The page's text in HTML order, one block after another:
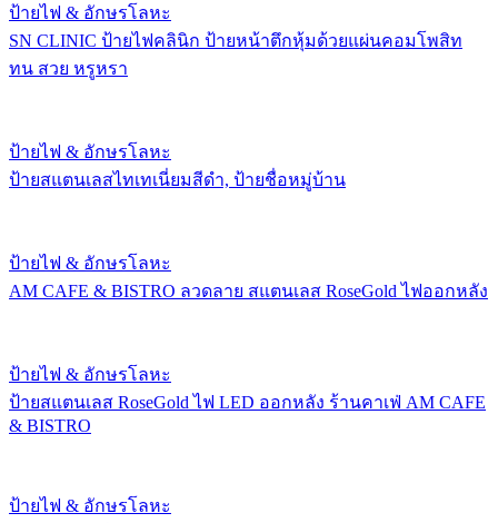
ป้ายไฟ & อักษรโลหะ
SN CLINIC ป้ายไฟคลินิก ป้ายหน้าตึกหุ้มด้วยแผ่นคอมโพสิท
ทน สวย หรูหรา
ป้ายไฟ & อักษรโลหะ
ป้ายสแตนเลสไทเทเนี่ยมสีดำ, ป้ายชื่อหมู่บ้าน
ป้ายไฟ & อักษรโลหะ
AM CAFE & BISTRO ลวดลาย สแตนเลส RoseGold ไฟออกหลัง
ป้ายไฟ & อักษรโลหะ
ป้ายสแตนเลส RoseGold ไฟ LED ออกหลัง ร้านคาเฟ่ AM CAFE
& BISTRO
ป้ายไฟ & อักษรโลหะ